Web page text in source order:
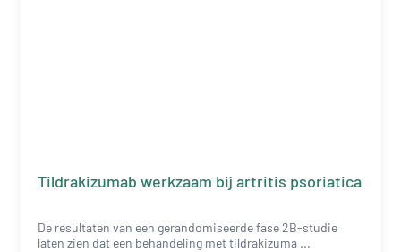
Tildrakizumab werkzaam bij artritis psoriatica
De resultaten van een gerandomiseerde fase 2B-studie
laten zien dat een behandeling met tildrakizuma ...